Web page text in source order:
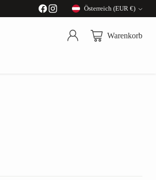
Währung
Österreich (EUR €)
Warenkorb